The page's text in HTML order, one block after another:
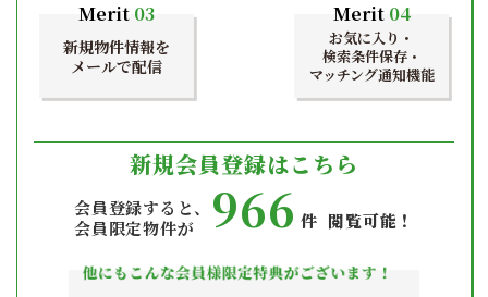
Merit 03
新規物件情報を
メールで配信
Merit04
お気に入り・
検索条件保存・
マッチング通知機能
新規会員登録はこちら
会員登録すると、
会員限定物件が
966 件 閲覧可能！